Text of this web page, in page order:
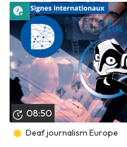
08:50
Deaf journalism Europe
Lire plus tard